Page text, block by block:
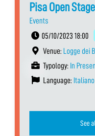
Pisa Open
Events
05/10/2023 18:00
Venue: Logge dei
Typology: In
Language: Italiano
See